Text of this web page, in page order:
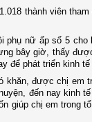
thành viên
nữ ấp số 5
bây giờ, thấy
để phát triển kinh
khăn, được chị em
đến nay kinh
giúp chị em